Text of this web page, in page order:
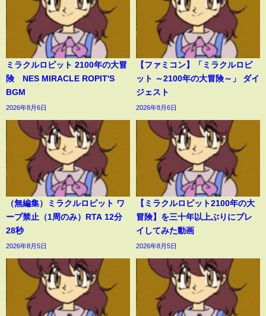
ミラクルロピット 2100年の大冒
険 NES MIRACLE ROPIT'S
BGM
2026年8月6日
【ファミコン】「ミラクルロピ
ット ～2100年の大冒険～」 ダイ
ジェスト
2026年8月6日
（無編集）ミラクルロピット ワ
ープ禁止（1周のみ）RTA 12分
28秒
2026年8月5日
【ミラクルロピット2100年の大
冒険】を三十年以上ぶりにプレ
イしてみた動画
2026年8月5日